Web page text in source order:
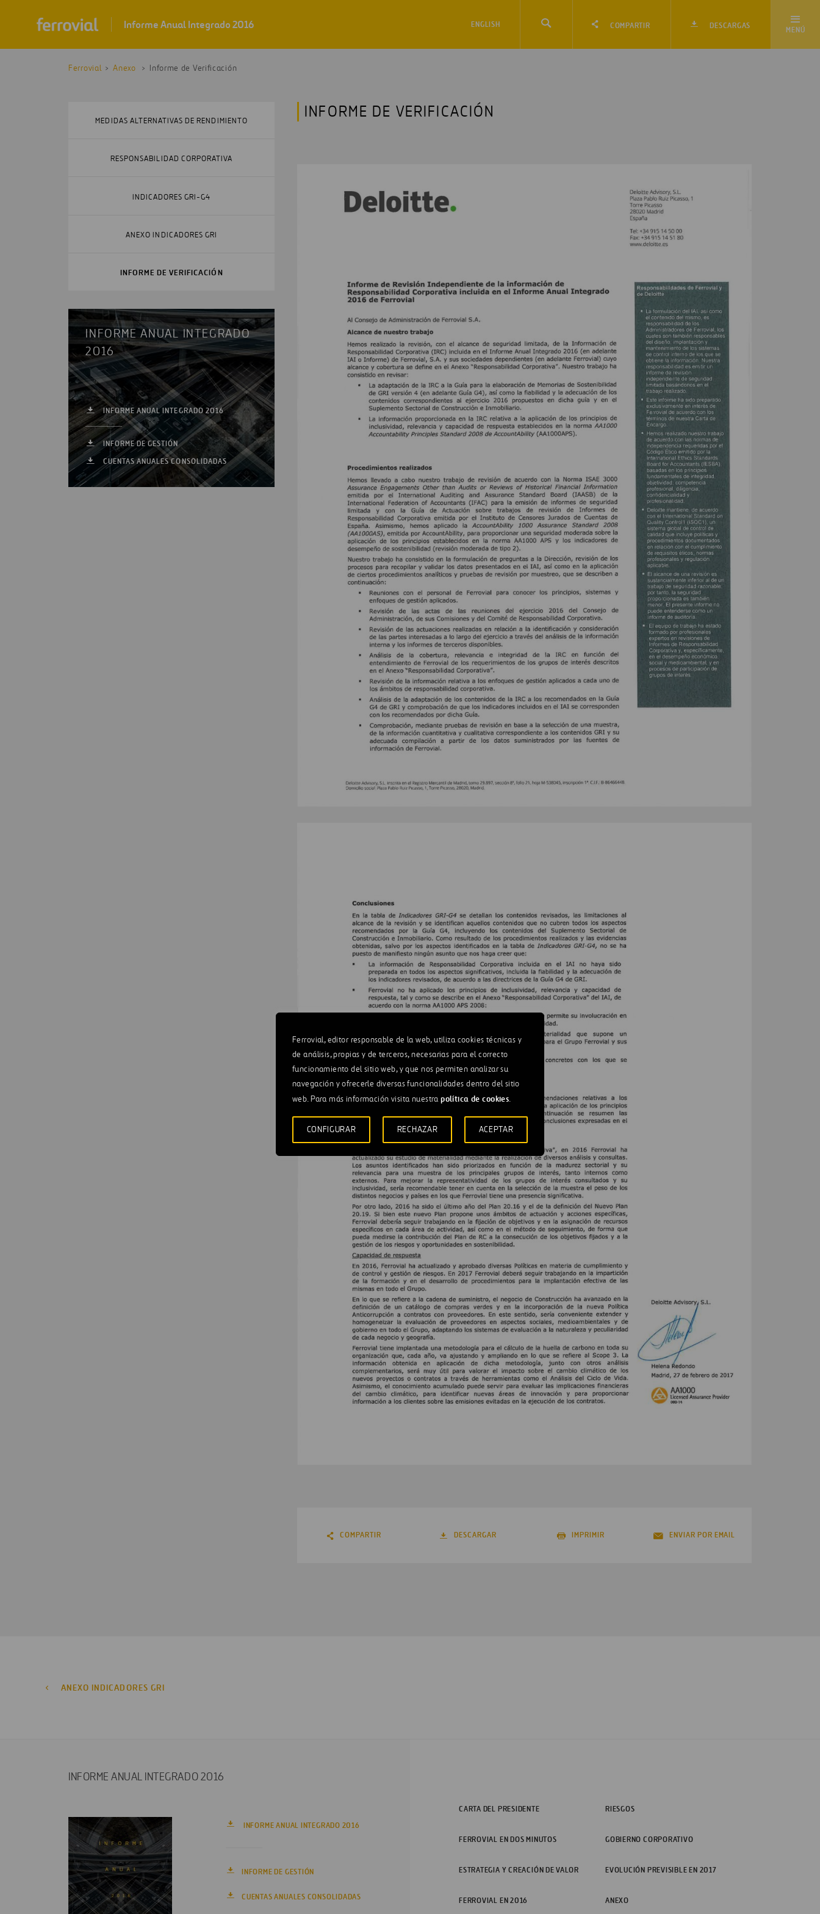
Ferrovial, editor responsable de la web, utiliza cookies técnicas y
de análisis, propias y de terceros, necesarias para el correcto
funcionamiento del sitio web, y que nos permiten analizar su
navegación y ofrecerle diversas funcionalidades dentro del sitio
web. Para más información visita nuestrapolítica de cookies.
CONFIGURAR RECHAZAR ACEPTAR
ENGLISH COMPARTIR DESCARGAS MENÚ
Ferrovial Anexo Informe de Verificación
MEDIDAS ALTERNATIVAS DE RENDIMIENTO
RESPONSABILIDAD CORPORATIVA
INDICADORES GRI-G4
ANEXO INDICADORES GRI
INFORME DE VERIFICACIÓN
INFORME ANUAL INTEGRADO
2016
INFORME ANUAL INTEGRADO 2016
INFORME DE GESTIÓN
CUENTAS ANUALES CONSOLIDADAS
INFORME DE VERIFICACIÓN
COMPARTIR DESCARGAR IMPRIMIR ENVIAR POR EMAIL
ANEXO INDICADORES GRI
INFORME ANUAL INTEGRADO 2016
INFORME ANUAL INTEGRADO 2016
INFORME DE GESTIÓN
CUENTAS ANUALES CONSOLIDADAS
CARTA DEL PRESIDENTE
FERROVIAL EN DOS MINUTOS
ESTRATEGIA Y CREACIÓN DE VALOR
FERROVIAL EN 2016
RIESGOS
GOBIERNO CORPORATIVO
EVOLUCIÓN PREVISIBLE EN 2017
ANEXO